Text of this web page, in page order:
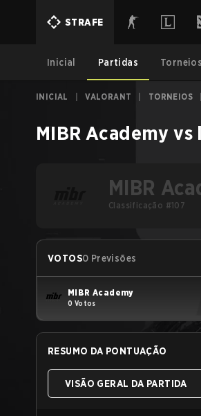
STRAFE
Inicial Partidas Torneios
INICIAL VALORANT TORNEIOS
MIBR Academy vs
MIBR
Classificação #107
VOTOS0 Previsões
MIBR Academy
0 Votos
RESUMO DA PONTUAÇÃO
VISÃO GERAL DA PARTIDA